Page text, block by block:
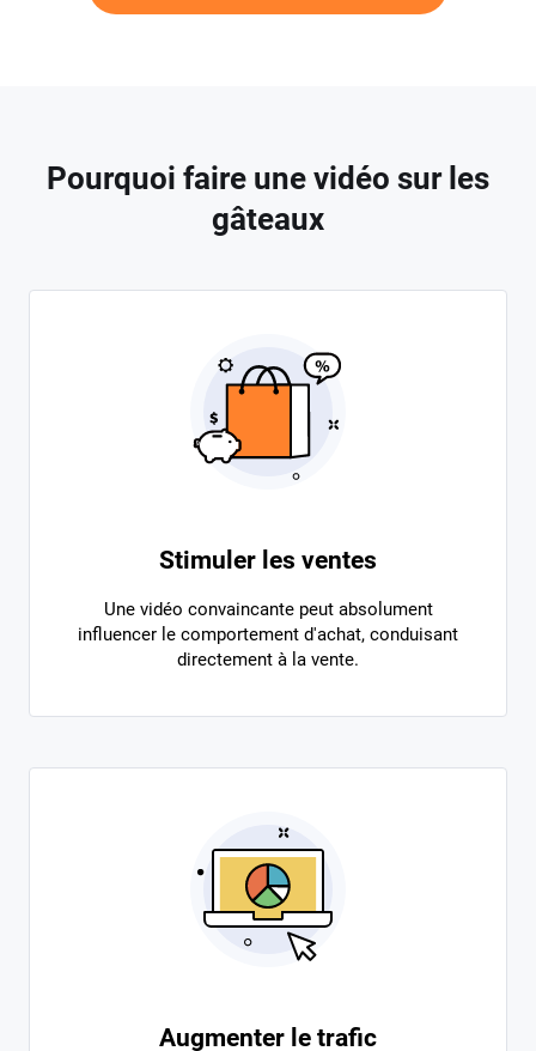
Pourquoi faire une vidéo sur les
gâteaux
Stimuler les ventes
Une vidéo convaincante peut absolument
influencer le comportement d'achat, conduisant
directement à la vente.
Augmenter le trafic